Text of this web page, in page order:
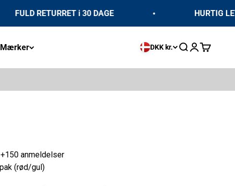
FULD RETURRET i 30 DAGE HURTIG
Mærker DKK kr. ÅbnÅbnÅbn
anmeldelser
(rød/gul)